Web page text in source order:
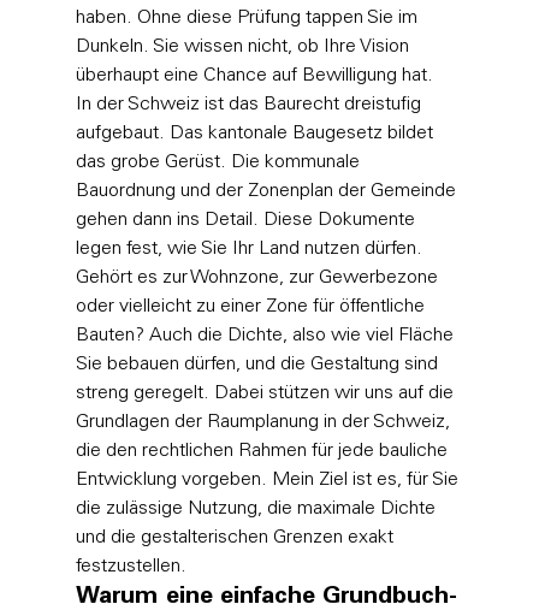
haben. Ohne diese Prüfung tappen Sie im
Dunkeln. Sie wissen nicht, ob Ihre Vision
überhaupt eine Chance auf Bewilligung hat.
In der Schweiz ist das Baurecht dreistufig
aufgebaut. Das kantonale Baugesetz bildet
das grobe Gerüst. Die kommunale
Bauordnung und der Zonenplan der Gemeinde
gehen dann ins Detail. Diese Dokumente
legen fest, wie Sie Ihr Land nutzen dürfen.
Gehört es zur Wohnzone, zur Gewerbezone
oder vielleicht zu einer Zone für öffentliche
Bauten? Auch die Dichte, also wie viel Fläche
Sie bebauen dürfen, und die Gestaltung sind
streng geregelt. Dabei stützen wir uns auf die
Grundlagen der Raumplanung in der Schweiz,
die den rechtlichen Rahmen für jede bauliche
Entwicklung vorgeben. Mein Ziel ist es, für Sie
die zulässige Nutzung, die maximale Dichte
und die gestalterischen Grenzen exakt
festzustellen.
Warum eine einfache Grundbuch-